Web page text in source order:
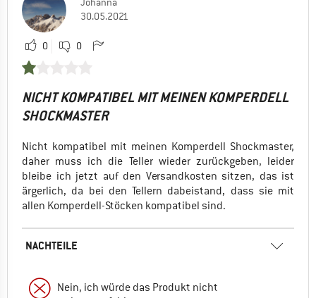
30.05.2021
0 0
NICHT KOMPATIBEL MIT MEINEN KOMPERDELL
SHOCKMASTER
Nicht kompatibel mit meinen Komperdell Shockmaster,
daher muss ich die Teller wieder zurückgeben, leider
bleibe ich jetzt auf den Versandkosten sitzen, das ist
ärgerlich, da bei den Tellern dabeistand, dass sie mit
allen Komperdell-Stöcken kompatibel sind.
NACHTEILE
Nein, ich würde das Produkt nicht